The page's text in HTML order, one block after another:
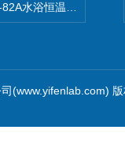
水浴恒温振荡器/恒
(www.yifenlab.com)